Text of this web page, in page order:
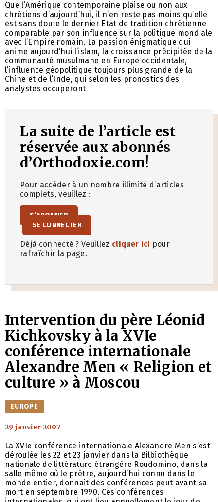
Que l’Amérique contemporaine plaise ou non aux
chrétiens d’aujourd’hui, il n’en reste pas moins qu’elle
est sans doute le dernier Etat de tradition chrétienne
comparable par son influence sur la politique mondiale
avec l’Empire romain. La passion énigmatique qui
anime aujourd’hui l’islam, la croissance précipitée de la
communauté musulmane en Europe occidentale,
l’influence géopolitique toujours plus grande de la
Chine et de l’Inde, qui selon les pronostics des
analystes occuperont
La suite de l’article est
réservée aux abonnés
d’Orthodoxie.com!
Pour accéder à un nombre illimité d’articles
complets, veuillez :
S’ABONNER
SE CONNECTER
Déjà connecté ? Veuillez cliquer ici pour
rafraîchir la page.
Intervention du père Léonid
Kichkovsky à la XVIe
conférence internationale
Alexandre Men « Religion et
culture » à Moscou
CATÉGORIES
EUROPE
29 janvier 2007
La XVIe conférence internationale Alexandre Men s’est
déroulée les 22 et 23 janvier dans la Bilbiothèque
nationale de littérature étrangère Roudomino, dans la
salle même où le prêtre, aujourd’hui connu dans le
monde entier, donnait des conférences peut avant sa
mort en septembre 1990. Ces conférences